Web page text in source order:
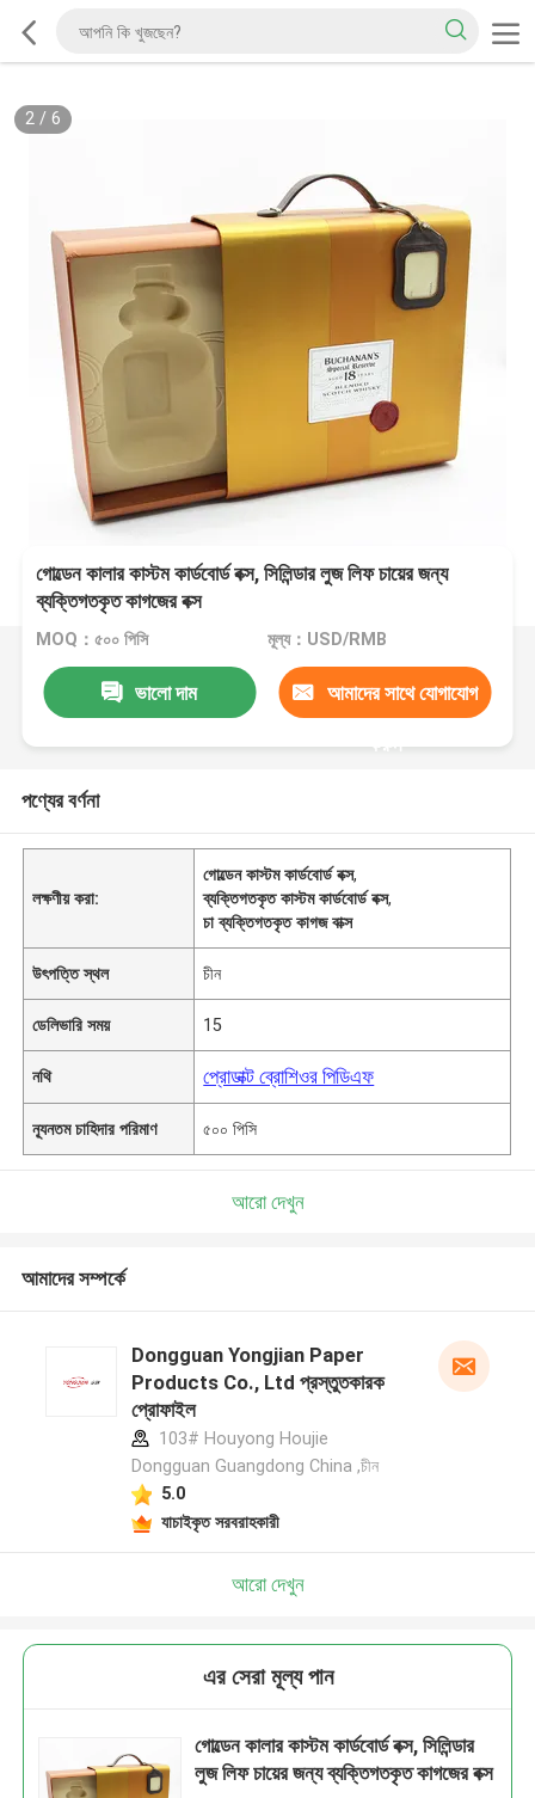
2/ 6
গোল্ডেন কালার কাস্টম কার্ডবোর্ড বক্স, সিলিন্ডার লুজ লিফ চায়ের জন্য
ব্যক্তিগতকৃত কাগজের বক্স
MOQ：৫০০ পিসি মূল্য：USD/RMB
ভালো দাম আমাদের সাথে যোগাযোগ
করুন
পণ্যের বর্ণনা
লক্ষণীয় করা:
গোল্ডেন কাস্টম কার্ডবোর্ড বক্স,
ব্যক্তিগতকৃত কাস্টম কার্ডবোর্ড বক্স,
চা ব্যক্তিগতকৃত কাগজ বাক্স
উৎপত্তি স্থল চীন
ডেলিভারি সময় 15
নথি প্রোডাক্ট ব্রোশিওর পিডিএফ
ন্যূনতম চাহিদার পরিমাণ ৫০০ পিসি
আরো দেখুন
আমাদের সম্পর্কে
Dongguan Yongjian Paper
Products Co., Ltd প্রস্তুতকারক
প্রোফাইল
103# Houyong Houjie
Dongguan Guangdong China ,চীন
5.0
যাচাইকৃত সরবরাহকারী
আরো দেখুন
এর সেরা মূল্য পান
গোল্ডেন কালার কাস্টম কার্ডবোর্ড বক্স, সিলিন্ডার
লুজ লিফ চায়ের জন্য ব্যক্তিগতকৃত কাগজের বক্স